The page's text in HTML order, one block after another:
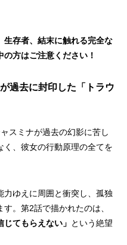
存者、結末に触れる完全な
方はご注意ください！
過去に封印した「トラウ
スミナが過去の幻影に苦し
、彼女の行動原理の全てを
ゆえに周囲と衝突し、孤独
。第2話で描かれたのは、
じてもらえない」 という絶望